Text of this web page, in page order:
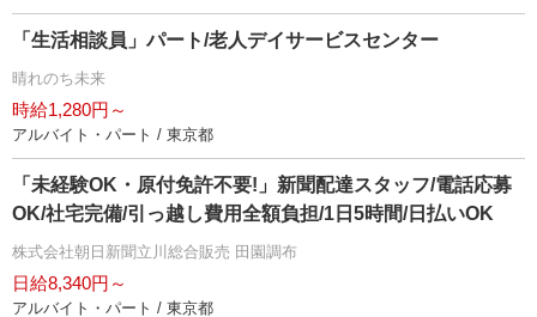
「生活相談員」パート/老人デイサービスセンター
晴れのち未来
時給1,280円～
アルバイト・パート / 東京都
「未経験OK・原付免許不要!」新聞配達スタッフ/電話応募
OK/社宅完備/引っ越し費用全額負担/1日5時間/日払いOK
株式会社朝日新聞立川総合販売 田園調布
日給8,340円～
アルバイト・パート / 東京都